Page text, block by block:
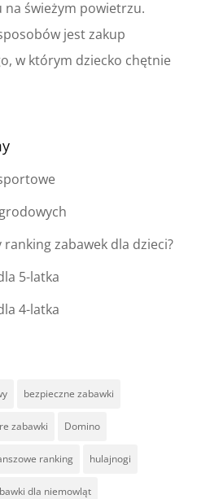
na świeżym powietrzu.
jest zakup
w którym dziecko chętnie
ranking zabawek dla dzieci?
5-latka
4-latka
bezpieczne zabawki
zabawki Domino
ranking hulajnogi
dla niemowląt